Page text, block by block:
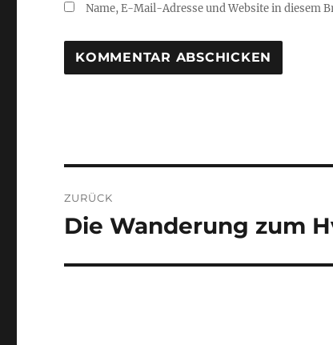
Name, E-Mail-Adresse und Website in diesem
ZURÜCK
Vorheriger
Die Wanderung zum